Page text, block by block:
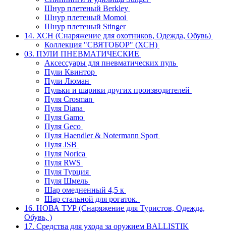
Шнур плетеный Berkley
Шнур плетеный Momoi
Шнур плетеный Stinger
14. ХСН (Снаряжение для охотников, Одежда, Обувь)
Коллекция "СВЯТОБОР" (ХСН)
03. ПУЛИ ПНЕВМАТИЧЕСКИЕ
Аксессуары для пневматических пуль
Пули Квинтор
Пули Люман
Пульки и шарики других производителей
Пуля Crosman
Пуля Diana
Пуля Gamo
Пуля Geco
Пуля Haendler & Notermann Sport
Пуля JSB
Пуля Norica
Пуля RWS
Пуля Турция
Пуля Шмель
Шар омедненный 4,5 к
Шар стальной для рогаток.
16. НОВА ТУР (Снаряжение для Туристов, Одежда,
Обувь, )
17. Средства для ухода за оружием BALLISTIK